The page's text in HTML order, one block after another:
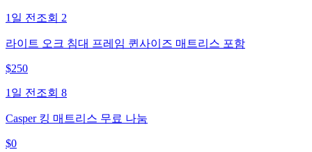
1일 전 조회 2
라이트 오크 침대 프레임 퀸사이즈 매트리스 포함
$250
1일 전 조회 8
Casper 킹 매트리스 무료 나눔
$0